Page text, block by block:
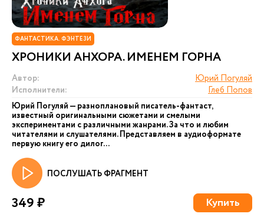
ФАНТАСТИКА. ФЭНТЕЗИ
ХРОНИКИ АНХОРА. ИМЕНЕМ ГОРНА
Автор:
Юрий Погуляй
Исполнители:
Глеб Попов
Юрий Погуляй — разноплановый писатель-фантаст,
известный оригинальными сюжетами и смелыми
экспериментами с различными жанрами. За что и любим
читателями и слушателями. Представляем в аудиоформате
первую книгу его дилог...
ПОСЛУШАТЬ ФРАГМЕНТ
349 ₽ Купить